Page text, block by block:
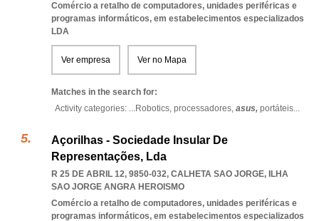
Comércio a retalho de computadores, unidades periféricas e
programas informáticos, em estabelecimentos especializados
LDA
Ver empresa Ver no Mapa
Matches in the search for:
Activity categories: ...Robotics, processadores, asus, portáteis...
Açorilhas - Sociedade Insular De
Representações, Lda
R 25 DE ABRIL 12, 9850-032, CALHETA SAO JORGE, ILHA
SAO JORGE ANGRA HEROISMO
Comércio a retalho de computadores, unidades periféricas e
programas informáticos, em estabelecimentos especializados